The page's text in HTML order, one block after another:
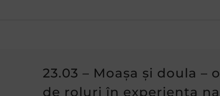
23.03 – Moașa și doula –
de roluri în experiența